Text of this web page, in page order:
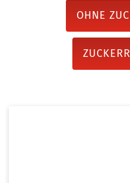
OHNE